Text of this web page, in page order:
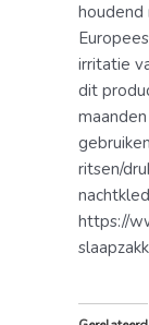
irritatie
dit
ritsen/
https://